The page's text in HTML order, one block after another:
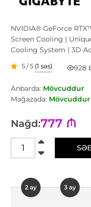
NVIDIA® GeForce
Screen Cooling |
Cooling System | 3D
5 / 5 (1 səs) 928
Anbarda: Mövcuddur
Mağazada: Mövcuddur
Nağd:777 ₼
2 ay 3 ay